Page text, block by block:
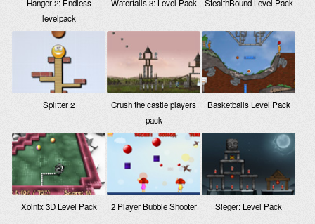
Hanger 2: Endless
levelpack
Waterfalls 3: Level Pack StealthBound Level Pack
Splitter 2
Crush the castle players
pack
Basketballs Level Pack
Xoinix 3D Level Pack 2 Player Bubble Shooter Sieger: Level Pack